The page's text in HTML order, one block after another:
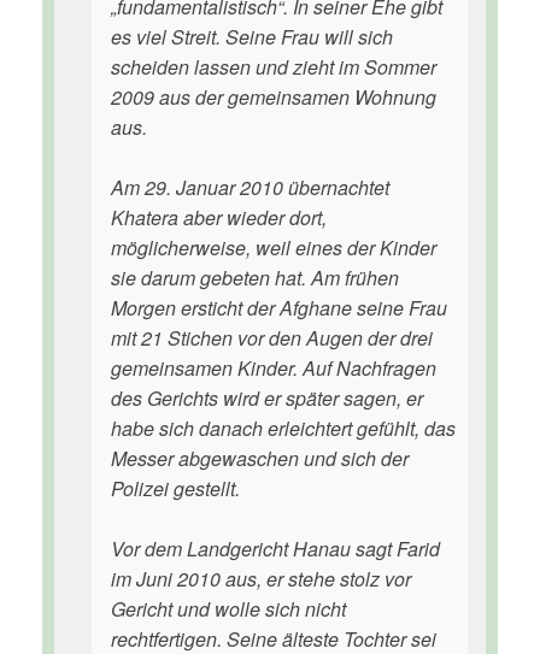
„fundamentalistisch“. In seiner Ehe gibt
es viel Streit. Seine Frau will sich
scheiden lassen und zieht im Sommer
2009 aus der gemeinsamen Wohnung
aus.
Am 29. Januar 2010 übernachtet
Khatera aber wieder dort,
möglicherweise, weil eines der Kinder
sie darum gebeten hat. Am frühen
Morgen ersticht der Afghane seine Frau
mit 21 Stichen vor den Augen der drei
gemeinsamen Kinder. Auf Nachfragen
des Gerichts wird er später sagen, er
habe sich danach erleichtert gefühlt, das
Messer abgewaschen und sich der
Polizei gestellt.
Vor dem Landgericht Hanau sagt Farid
im Juni 2010 aus, er stehe stolz vor
Gericht und wolle sich nicht
rechtfertigen. Seine älteste Tochter sei